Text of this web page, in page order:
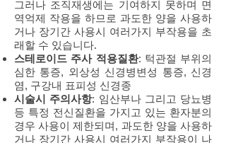
그러나 조직재생에는 기여하지 못하며 면
역억제 작용을 하므로 과도한 양을 사용하
거나 장기간 사용시 여러가지 부작용을 초
래할 수 있습니다.
스테로이드 주사 적용질환: 턱관절 부위의
심한 통증, 외상성 신경병변성 통증, 신경
염, 구강내 표피성 신경종
시술시 주의사항: 임산부나 그리고 당뇨병
등 특정 전신질환을 가지고 있는 환자분의
경우 사용이 제한되며, 과도한 양을 사용하
거나 장기간 사용시 여러가지 부작용이 나